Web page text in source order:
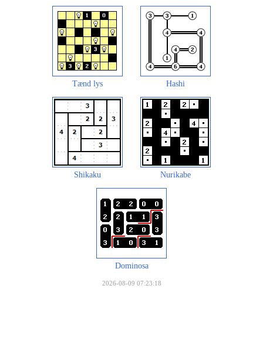
Tænd lys Hashi
Shikaku Nurikabe
Dominosa
2026-08-09 07:23:18